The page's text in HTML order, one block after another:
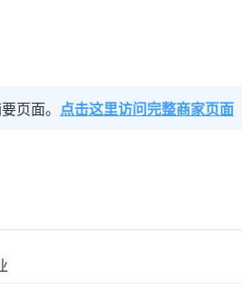
页面。 点击这里访问完整商家页面